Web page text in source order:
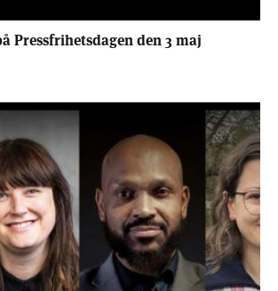
Pressfrihetsdagen den 3 maj